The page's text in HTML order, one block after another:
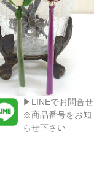
▶LINEでお問合せ
※商品番号をお知
らせ下さい